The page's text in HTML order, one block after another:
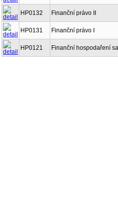
HP0132 Finanční právo II
HP0131 Finanční právo I
HP0121 Finanční hospodaření